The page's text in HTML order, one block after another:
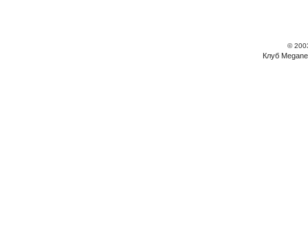
©
Клуб